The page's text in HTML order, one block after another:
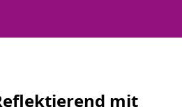
mit